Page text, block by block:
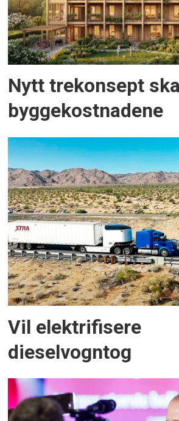
Nytt trekonsept
byggekostnadene
Vil elektrifisere
dieselvogntog